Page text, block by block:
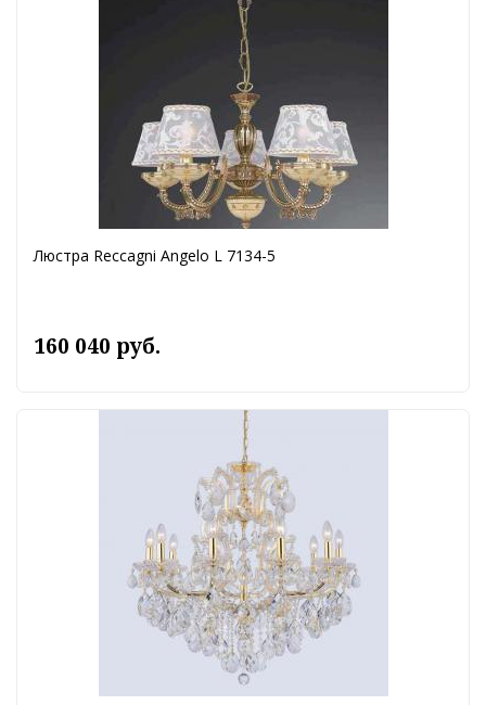
Люстра Reccagni Angelo L 7134-5
160 040 руб.